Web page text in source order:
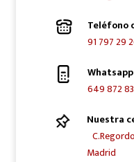
Teléfono
91 797 29
Whatsapp
649 872
Nuestra
Madrid